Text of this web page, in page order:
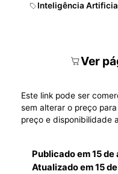
Inteligência
Ver
Este link pode ser
sem alterar o preço
preço e disponibilidade
Publicado em15 de
Atualizado em15